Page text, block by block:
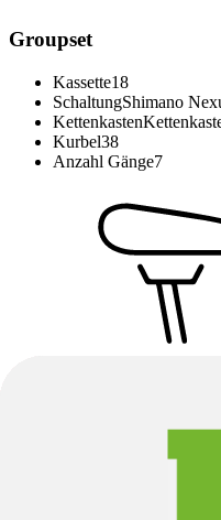
Groupset
Kassette18
SchaltungShimano
Kettenkasten
Kurbel38
Anzahl Gänge7
Selle Royal Herz